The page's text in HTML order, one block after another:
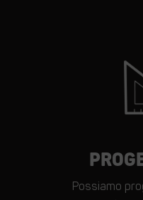
Possiamo